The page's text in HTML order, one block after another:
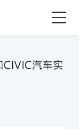
汽车实